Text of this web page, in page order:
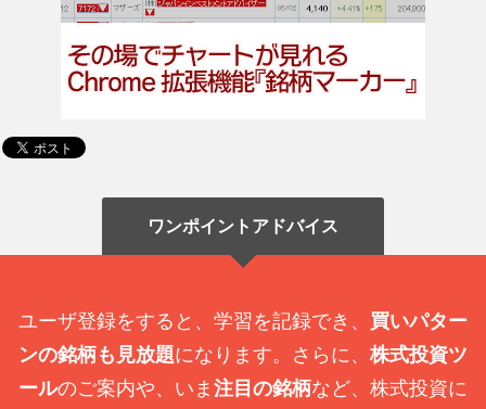
ワンポイントアドバイス
ユーザ登録をすると、学習を記録でき、 買いパター
ンの銘柄も見放題になります。さらに、 株式投資ツ
ールのご案内や、いま 注目の銘柄など、株式投資に